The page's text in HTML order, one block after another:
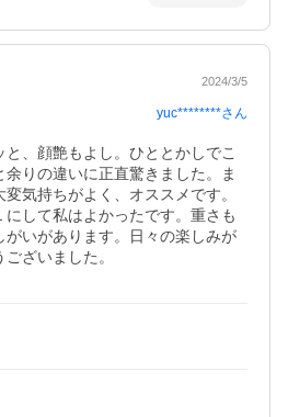
2024/3/5
yuc********さん
、顔艶もよし。ひととかしでこ
りの違いに正直驚きました。ま
気持ちがよく、オススメです。
して私はよかったです。重さも
いがあります。日々の楽しみが
ざいました。